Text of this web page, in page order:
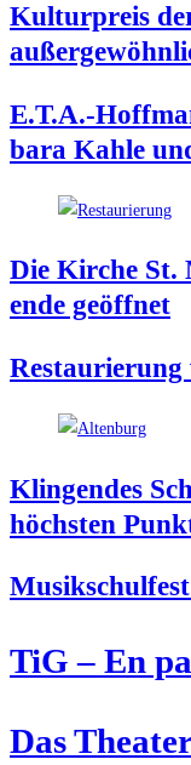
Kul­tur­preis
E.T.A.-
ba­ra Kah­le
Die Kir­che St.
en­de geöffnet
Klin­gen­des
höchs­ten
TiG – En
Das